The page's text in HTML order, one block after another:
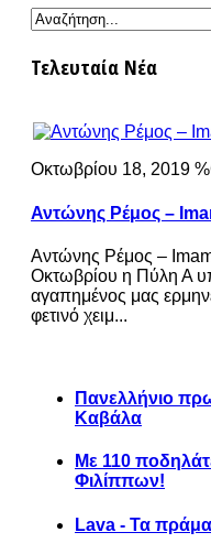
Τελευταία Νέα
Οκτωβρίου 18, 2019
Αντώνης Ρέμος –
Αντώνης Ρέμος –
Οκτωβρίου η Πύλη Α
αγαπημένος μας
φετινό χειμ...
Πανελλήνιο
Καβάλα
Με 110
Φιλίππων!
Lava - Τα